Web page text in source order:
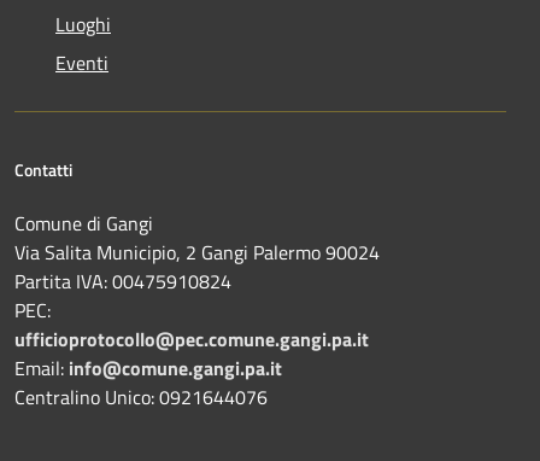
Luoghi
Eventi
Contatti
Comune di Gangi
Via Salita Municipio, 2 Gangi Palermo 90024
Partita IVA: 00475910824
PEC:
ufficioprotocollo@pec.comune.gangi.pa.it
Email: info@comune.gangi.pa.it
Centralino Unico: 0921644076